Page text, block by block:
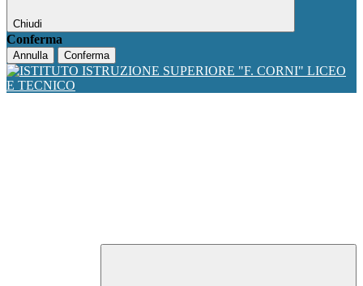
Chiudi
Conferma
Annulla Conferma